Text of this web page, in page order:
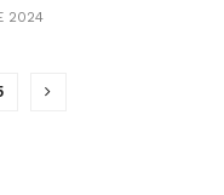
2024